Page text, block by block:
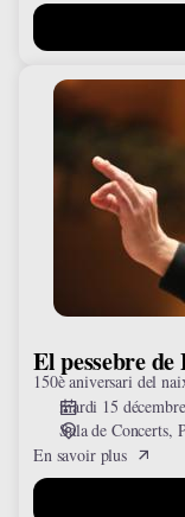
pessebre
Pau
El pessebre de
150è aniversari del
mardi 15
Sala de Concerts
En savoir plus